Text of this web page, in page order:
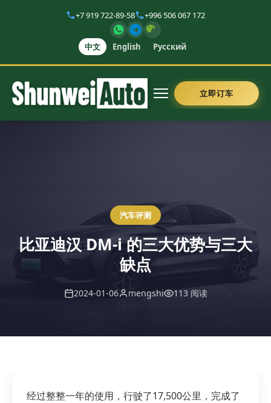
+7 919 722-89-58 +996 506 067 172
中文 English Русский
立即订车
汽车评测
比亚迪汉 DM-i 的三大优势与三大
缺点
2024-01-06 mengshi 113 阅读
经过整整一年的使用，行驶了17,500公里，完成了